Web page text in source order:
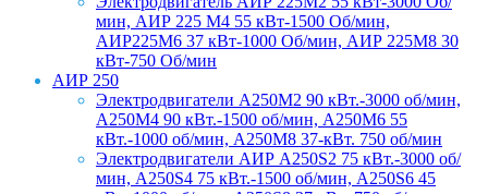
мин, АИР 225 М4 55 кВт-1500 Об/мин,
АИР225М6 37 кВт-1000 Об/мин, АИР 225М8 30
кВт-750 Об/мин
АИР 250
Электродвигатели A250M2 90 кВт.-3000 об/мин,
A250M4 90 кВт.-1500 об/мин, A250M6 55
кВт.-1000 об/мин, A250M8 37-кВт. 750 об/мин
Электродвигатели АИР А250S2 75 кВт.-3000 об/
мин, A250S4 75 кВт.-1500 об/мин, A250S6 45